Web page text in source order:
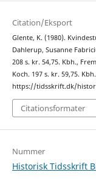
Citation/Eksport
Glente, K. (1980).
Dahlerup, Susanne
208 s. kr. 54,75. Kbh.,
Koch. 197 s. kr. 59,75.
https://tidsskrift.dk/
Citationsformater
Nummer
Historisk Tidsskrift